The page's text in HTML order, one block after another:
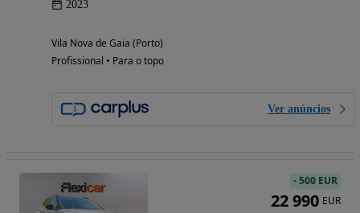
2023
Vila Nova de Gaia (Porto)
Profissional • Para o topo
Ver anúncios
-500 EUR
22 990 EUR